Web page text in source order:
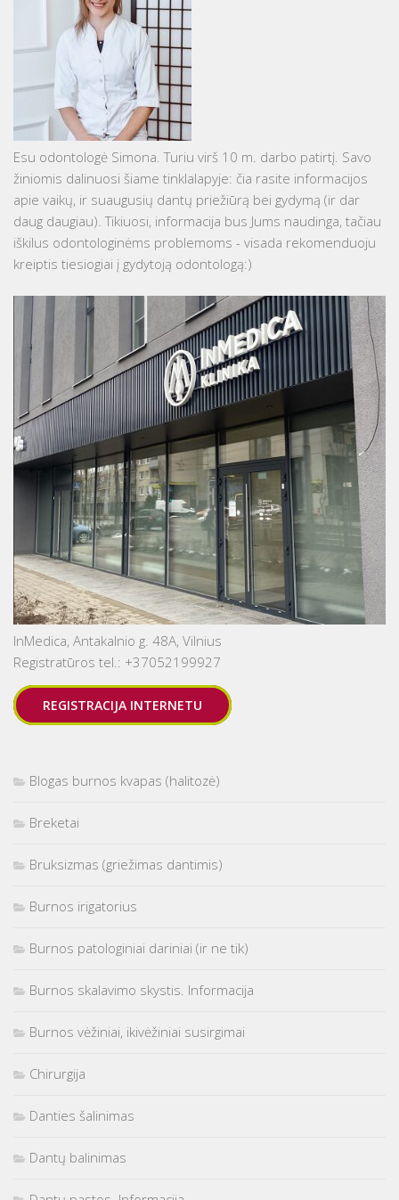
Esu odontologė Simona. Turiu virš 10 m. darbo patirtį. Savo
žiniomis dalinuosi šiame tinklalapyje: čia rasite informacijos
apie vaikų, ir suaugusių dantų priežiūrą bei gydymą (ir dar
daug daugiau). Tikiuosi, informacija bus Jums naudinga, tačiau
iškilus odontologinėms problemoms - visada rekomenduoju
kreiptis tiesiogiai į gydytoją odontologą:)
InMedica, Antakalnio g. 48A, Vilnius
Registratūros tel.: +37052199927
REGISTRACIJA INTERNETU
Blogas burnos kvapas (halitozė)
Breketai
Bruksizmas (griežimas dantimis)
Burnos irigatorius
Burnos patologiniai dariniai (ir ne tik)
Burnos skalavimo skystis. Informacija
Burnos vėžiniai, ikivėžiniai susirgimai
Chirurgija
Danties šalinimas
Dantų balinimas